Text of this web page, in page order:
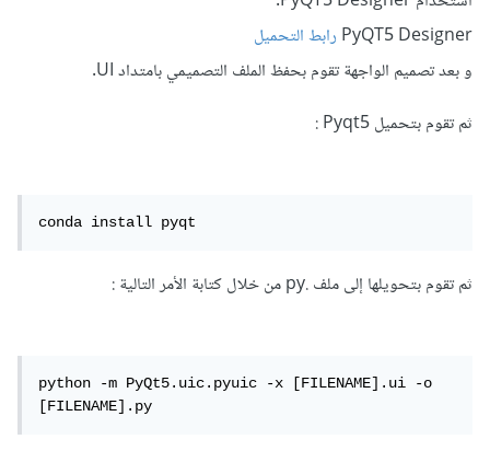
PyQT5 Designer رابط التحميل
و بعد تصميم الواجهة تقوم بحفظ الملف التصميمي بامتداد UI.
ثم تقوم بتحميل Pyqt5 :
conda install pyqt
ثم تقوم بتحويلها إلى ملف .py من خلال كتابة الأمر التالية :
python -m PyQt5.uic.pyuic -x [FILENAME].ui -o
[FILENAME].py